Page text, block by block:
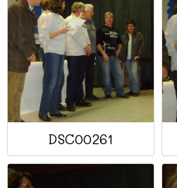
DSC00261